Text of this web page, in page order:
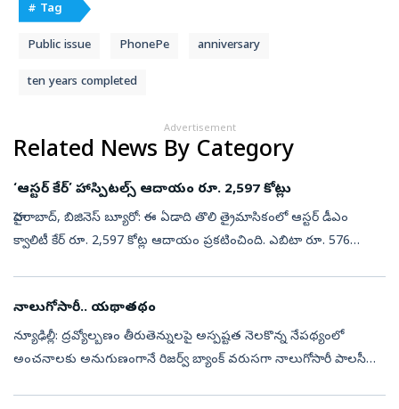
# Tag
Public issue PhonePe anniversary
ten years completed
Advertisement
Related News By Category
‘ఆస్టర్‌ కేర్‌’ హాస్పిటల్స్‌ ఆదాయం రూ. 2,597 కోట్లు
హైదరాబాద్, బిజినెస్‌ బ్యూరో: ఈ ఏడాది తొలి త్రైమాసికంలో ఆస్టర్‌ డీఎం
క్వాలిటీ కేర్‌ రూ. 2,597 కోట్ల ఆదాయం ప్రకటించింది. ఎబిటా రూ. 576
నాలుగోసారీ.. యథాతథం
న్యూఢిల్లీ: ద్రవ్యోల్బణం తీరుతెన్నులపై అస్పష్టత నెలకొన్న నేపథ్యంలో
అంచనాలకు అనుగుణంగానే రిజర్వ్‌ బ్యాంక్‌ వరుసగా నాలుగోసారీ పాలసీ